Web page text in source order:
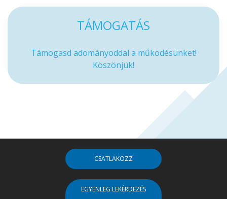
TÁMOGATÁS
Támogasd adományoddal a működésünket!
Köszönjük!
CSATLAKOZZ
EGYENLEG LEKÉRDEZÉS